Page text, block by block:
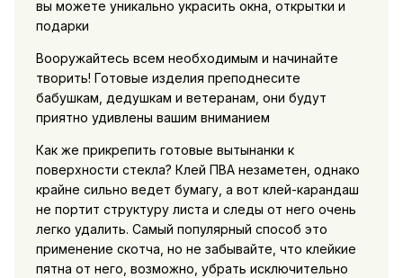
вы можете уникально украсить окна, открытки и
подарки
Вооружайтесь всем необходимым и начинайте
творить! Готовые изделия преподнесите
бабушкам, дедушкам и ветеранам, они будут
приятно удивлены вашим вниманием
Как же прикрепить готовые вытынанки к
поверхности стекла? Клей ПВА незаметен, однако
крайне сильно ведет бумагу, а вот клей-карандаш
не портит структуру листа и следы от него очень
легко удалить. Самый популярный способ это
применение скотча, но не забывайте, что клейкие
пятна от него, возможно, убрать исключительно